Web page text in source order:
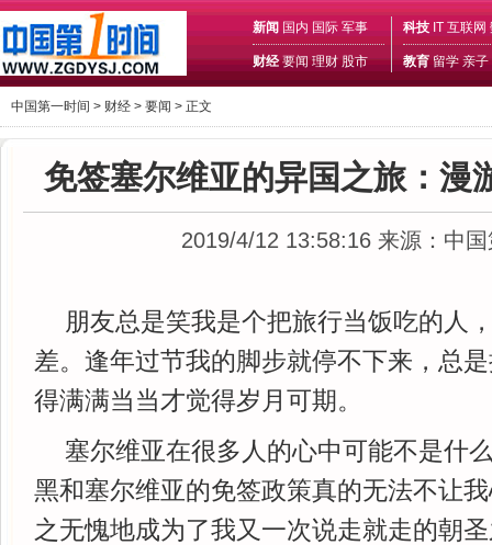
新闻 国内 国际 军事
财经 要闻 理财 股市
科技 IT 互联网
教育 留学 亲子
中国第一时间 > 财经 > 要闻 > 正文
免签塞尔维亚的异国之旅：漫
2019/4/12 13:58:16 来源：中
朋友总是笑我是个把旅行当饭吃的人
差。逢年过节我的脚步就停不下来，总
得满满当当才觉得岁月可期。
塞尔维亚在很多人的心中可能不是什
黑和塞尔维亚的免签政策真的无法不让
之无愧地成为了我又一次说走就走的朝